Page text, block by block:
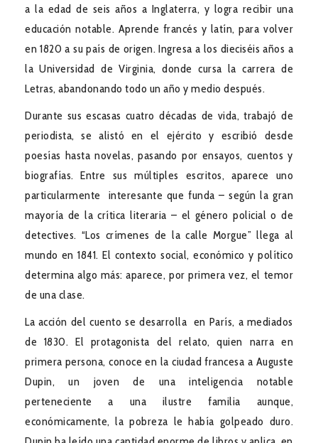
a la edad de seis años a Inglaterra, y logra recibir una
educación notable. Aprende francés y latín, para volver
en 1820 a su país de origen. Ingresa a los dieciséis años a
la Universidad de Virginia, donde cursa la carrera de
Letras, abandonando todo un año y medio después.
Durante sus escasas cuatro décadas de vida, trabajó de
periodista, se alistó en el ejército y escribió desde
poesías hasta novelas, pasando por ensayos, cuentos y
biografías. Entre sus múltiples escritos, aparece uno
particularmente interesante que funda – según la gran
mayoría de la crítica literaria – el género policial o de
detectives. “Los crímenes de la calle Morgue” llega al
mundo en 1841. El contexto social, económico y político
determina algo más: aparece, por primera vez, el temor
de una clase.
La acción del cuento se desarrolla en París, a mediados
de 1830. El protagonista del relato, quien narra en
primera persona, conoce en la ciudad francesa a Auguste
Dupin, un joven de una inteligencia notable
perteneciente a una ilustre familia aunque,
económicamente, la pobreza le había golpeado duro.